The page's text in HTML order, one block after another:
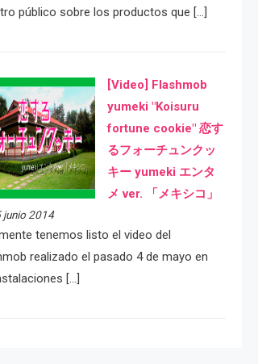
público sobre los productos que […]
[Video] Flashmob
yumeki "Koisuru
fortune cookie" 恋す
るフォーチュンクッ
キー yumeki エンタ
メ ver. 「メキシコ」
junio 2014
tenemos listo el video del
realizado el pasado 4 de mayo en
[…]